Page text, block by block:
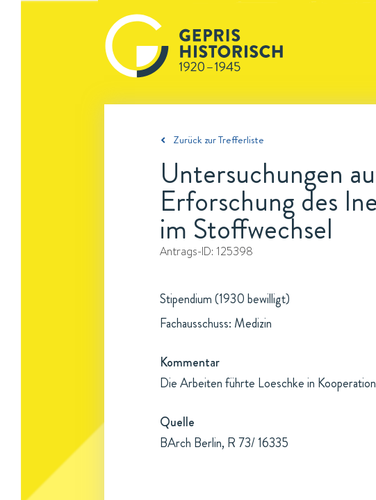
Zurück zur Trefferliste
Untersuchungen
Erforschung des
im Stoffwechsel
Antrags-ID: 125398
Stipendium (1930 bewilligt)
Fachausschuss: Medizin
Kommentar
Die Arbeiten führte Loeschke in
Quelle
BArch Berlin, R 73/ 16335